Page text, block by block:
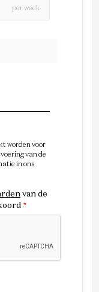
per week
worden voor
van de
in ons
van de
*